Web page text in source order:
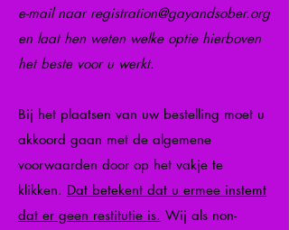
e-mail naar registration@gayandsober.org
en laat hen weten welke optie hierboven
het beste voor u werkt.
Bij het plaatsen van uw bestelling moet u
akkoord gaan met de algemene
voorwaarden door op het vakje te
klikken. Dat betekent dat u ermee instemt
dat er geen restitutie is. Wij als non-